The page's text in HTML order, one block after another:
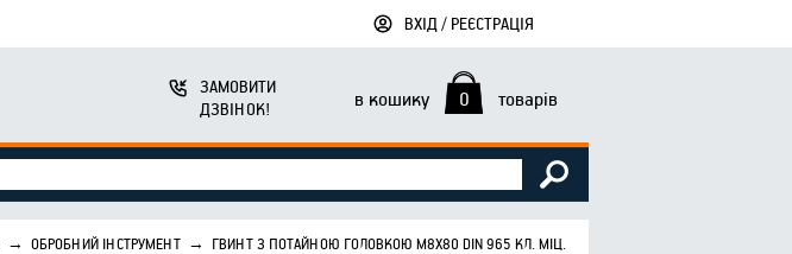
ВХІД / РЕЄСТРАЦІЯ
ЗАМОВИТИ
ДЗВІНОК!
в кошику 0 товарів
→ ОБРОБНИЙ ІНСТРУМЕНТ → ГВИНТ З ПОТАЙНОЮ ГОЛОВКОЮ М8Х80 DIN 965 КЛ. МІЦ. 4.8 ЦИНК БІЛИЙ (ПАЧ. 10 ШТ.)